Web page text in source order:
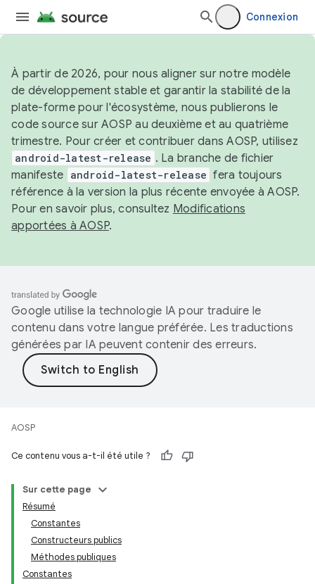
Connexion
À partir de 2026, pour nous aligner sur notre modèle
de développement stable et garantir la stabilité de la
plate-forme pour l'écosystème, nous publierons le
code source sur AOSP au deuxième et au quatrième
trimestre. Pour créer et contribuer dans AOSP, utilisez
android-latest-release . La branche de fichier
manifeste android-latest-release fera toujours
référence à la version la plus récente envoyée à AOSP.
Pour en savoir plus, consultez Modifications
apportées à AOSP.
Google utilise la technologie IA pour traduire le
contenu dans votre langue préférée. Les traductions
générées par IA peuvent contenir des erreurs.
AOSP
Ce contenu vous a-t-il été utile ?
Sur cette page
Résumé
Constantes
Constructeurs publics
Méthodes publiques
Constantes